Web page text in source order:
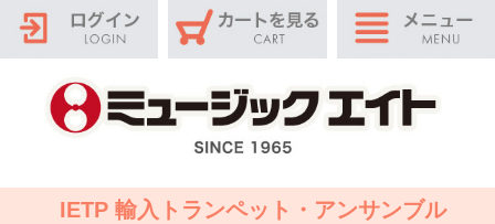
IETP 輸入トランペット・アンサンブル